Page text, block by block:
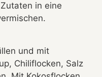
in eine
und mit
Chiliflocken, Salz